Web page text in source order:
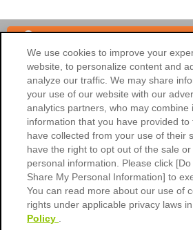
海外へのお引越し 法人のお
NXの国内引越サービスHOME
会社概要 ご利用環
個人情報保護について
個人情
願い
標準引越運送約款 標準貨
引越荷物運送保険約款 引越荷
We use cookies to improve your
website, to personalize content and
analyze our traffic. We may share
your use of our website with our
analytics partners, who may combine
information that you have provided
have collected from your use of their
have the right to opt out of the sale
personal information. Please click
Share My Personal Information] to
You can read more about our use of
rights under applicable privacy laws
Policy